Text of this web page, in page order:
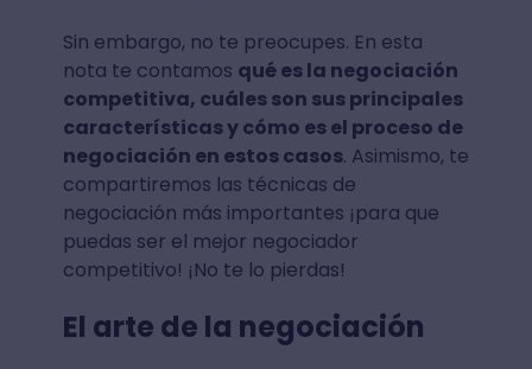
Sin embargo, no te preocupes. En esta
nota te contamos qué es la negociación
competitiva, cuáles son sus principales
características y cómo es el proceso de
negociación en estos casos. Asimismo, te
compartiremos las técnicas de
negociación más importantes ¡para que
puedas ser el mejor negociador
competitivo! ¡No te lo pierdas!
El arte de la negociación